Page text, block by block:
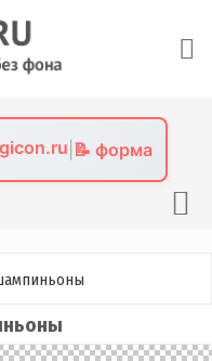
📝 форма